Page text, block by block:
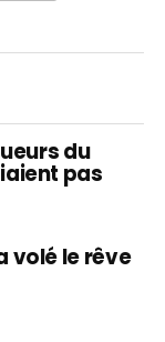
du
pas
volé le rêve